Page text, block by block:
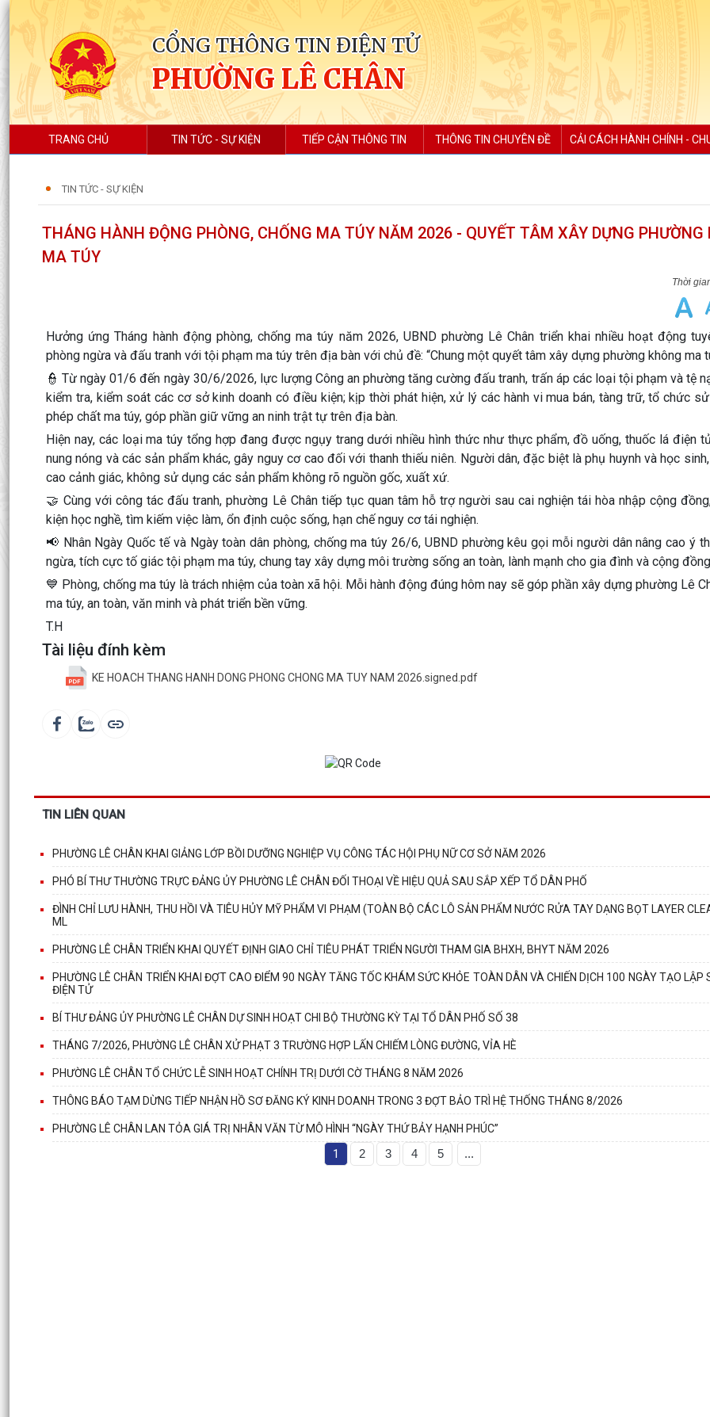
CỔNG THÔNG TIN ĐIỆN TỬ
PHƯỜNG LÊ CHÂN
TRANG CHỦ TIN TỨC - SỰ KIỆN TIẾP CẬN THÔNG TIN THÔNG TIN CHUYÊN ĐỀ CẢI CÁCH HÀNH CHÍNH -
TIN TỨC - SỰ KIỆN
THÁNG HÀNH ĐỘNG PHÒNG, CHỐNG MA TÚY NĂM 2026 - QUYẾT TÂM XÂY DỰNG PHƯỜNG
MA TÚY
Hưởng ứng Tháng hành động phòng, chống ma túy năm 2026, UBND phường Lê Chân triển khai nhiều hoạt động
phòng ngừa và đấu tranh với tội phạm ma túy trên địa bàn với chủ đề: “Chung một quyết tâm xây dựng phường không ma
👮 Từ ngày 01/6 đến ngày 30/6/2026, lực lượng Công an phường tăng cường đấu tranh, trấn áp các loại tội phạm và tệ
kiểm tra, kiểm soát các cơ sở kinh doanh có điều kiện; kịp thời phát hiện, xử lý các hành vi mua bán, tàng trữ, tổ chức
phép chất ma túy, góp phần giữ vững an ninh trật tự trên địa bàn.
Hiện nay, các loại ma túy tổng hợp đang được ngụy trang dưới nhiều hình thức như thực phẩm, đồ uống, thuốc lá điện
nung nóng và các sản phẩm khác, gây nguy cơ cao đối với thanh thiếu niên. Người dân, đặc biệt là phụ huynh và học
cao cảnh giác, không sử dụng các sản phẩm không rõ nguồn gốc, xuất xứ.
🤝 Cùng với công tác đấu tranh, phường Lê Chân tiếp tục quan tâm hỗ trợ người sau cai nghiện tái hòa nhập cộng
kiện học nghề, tìm kiếm việc làm, ổn định cuộc sống, hạn chế nguy cơ tái nghiện.
📢 Nhân Ngày Quốc tế và Ngày toàn dân phòng, chống ma túy 26/6, UBND phường kêu gọi mỗi người dân nâng cao ý
ngừa, tích cực tố giác tội phạm ma túy, chung tay xây dựng môi trường sống an toàn, lành mạnh cho gia đình và cộng
💙 Phòng, chống ma túy là trách nhiệm của toàn xã hội. Mỗi hành động đúng hôm nay sẽ góp phần xây dựng phường Lê
ma túy, an toàn, văn minh và phát triển bền vững.
T.H
Tài liệu đính kèm
KE HOACH THANG HANH DONG PHONG CHONG MA TUY NAM 2026.signed.pdf
TIN LIÊN QUAN
PHƯỜNG LÊ CHÂN KHAI GIẢNG LỚP BỒI DƯỠNG NGHIỆP VỤ CÔNG TÁC HỘI PHỤ NỮ CƠ SỞ NĂM 2026
PHÓ BÍ THƯ THƯỜNG TRỰC ĐẢNG ỦY PHƯỜNG LÊ CHÂN ĐỐI THOẠI VỀ HIỆU QUẢ SAU SẮP XẾP TỔ DÂN PHỐ
ĐÌNH CHỈ LƯU HÀNH, THU HỒI VÀ TIÊU HỦY MỸ PHẨM VI PHẠM (TOÀN BỘ CÁC LÔ SẢN PHẨM NƯỚC RỬA TAY DẠNG BỌT LAYER
ML
PHƯỜNG LÊ CHÂN TRIỂN KHAI QUYẾT ĐỊNH GIAO CHỈ TIÊU PHÁT TRIỂN NGƯỜI THAM GIA BHXH, BHYT NĂM 2026
PHƯỜNG LÊ CHÂN TRIỂN KHAI ĐỢT CAO ĐIỂM 90 NGÀY TĂNG TỐC KHÁM SỨC KHỎE TOÀN DÂN VÀ CHIẾN DỊCH 100 NGÀY TẠO LẬP
ĐIỆN TỬ
BÍ THƯ ĐẢNG ỦY PHƯỜNG LÊ CHÂN DỰ SINH HOẠT CHI BỘ THƯỜNG KỲ TẠI TỔ DÂN PHỐ SỐ 38
THÁNG 7/2026, PHƯỜNG LÊ CHÂN XỬ PHẠT 3 TRƯỜNG HỢP LẤN CHIẾM LÒNG ĐƯỜNG, VỈA HÈ
PHƯỜNG LÊ CHÂN TỔ CHỨC LỄ SINH HOẠT CHÍNH TRỊ DƯỚI CỜ THÁNG 8 NĂM 2026
THÔNG BÁO TẠM DỪNG TIẾP NHẬN HỒ SƠ ĐĂNG KÝ KINH DOANH TRONG 3 ĐỢT BẢO TRÌ HỆ THỐNG THÁNG 8/2026
PHƯỜNG LÊ CHÂN LAN TỎA GIÁ TRỊ NHÂN VĂN TỪ MÔ HÌNH “NGÀY THỨ BẢY HẠNH PHÚC”
1 2 3 4 5 ...